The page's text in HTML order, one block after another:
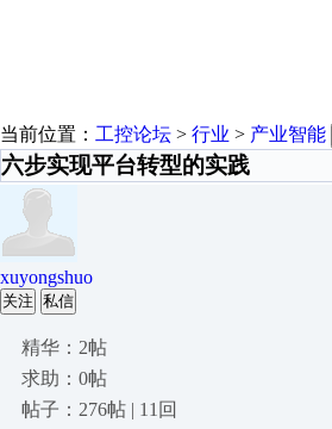
当前位置： 工控论坛 > 行业 > 产业智能
六步实现平台转型的实践
xuyongshuo
关注 私信
精华：2帖
求助：0帖
帖子：276帖 | 11回